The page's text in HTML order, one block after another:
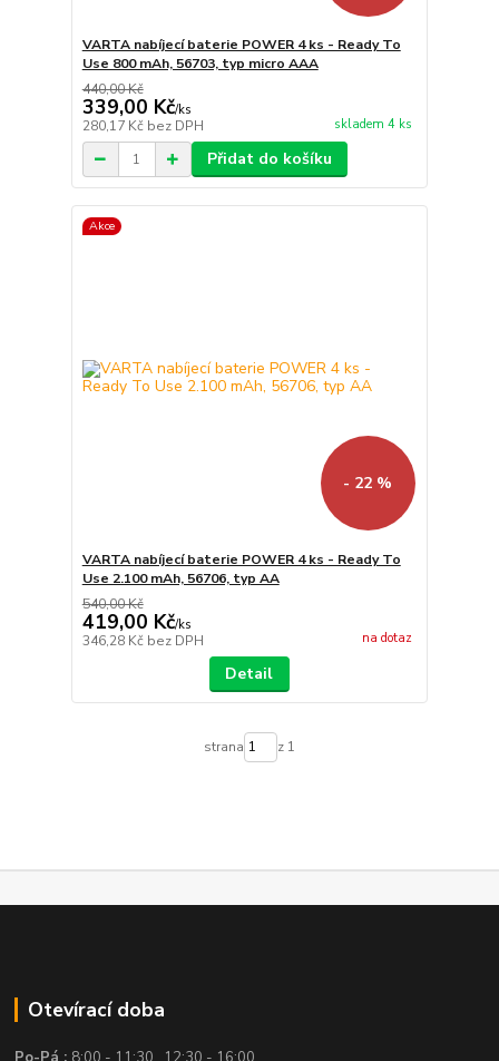
VARTA nabíjecí baterie POWER 4 ks - Ready To
Use 800 mAh, 56703, typ micro AAA
440,00 Kč
339,00 Kč/ks
280,17 Kč bez DPH skladem 4 ks
Přidat do košíku
Akce
- 22 %
VARTA nabíjecí baterie POWER 4 ks - Ready To
Use 2.100 mAh, 56706, typ AA
540,00 Kč
419,00 Kč/ks
346,28 Kč bez DPH na dotaz
Detail
strana z 1
Otevírací doba